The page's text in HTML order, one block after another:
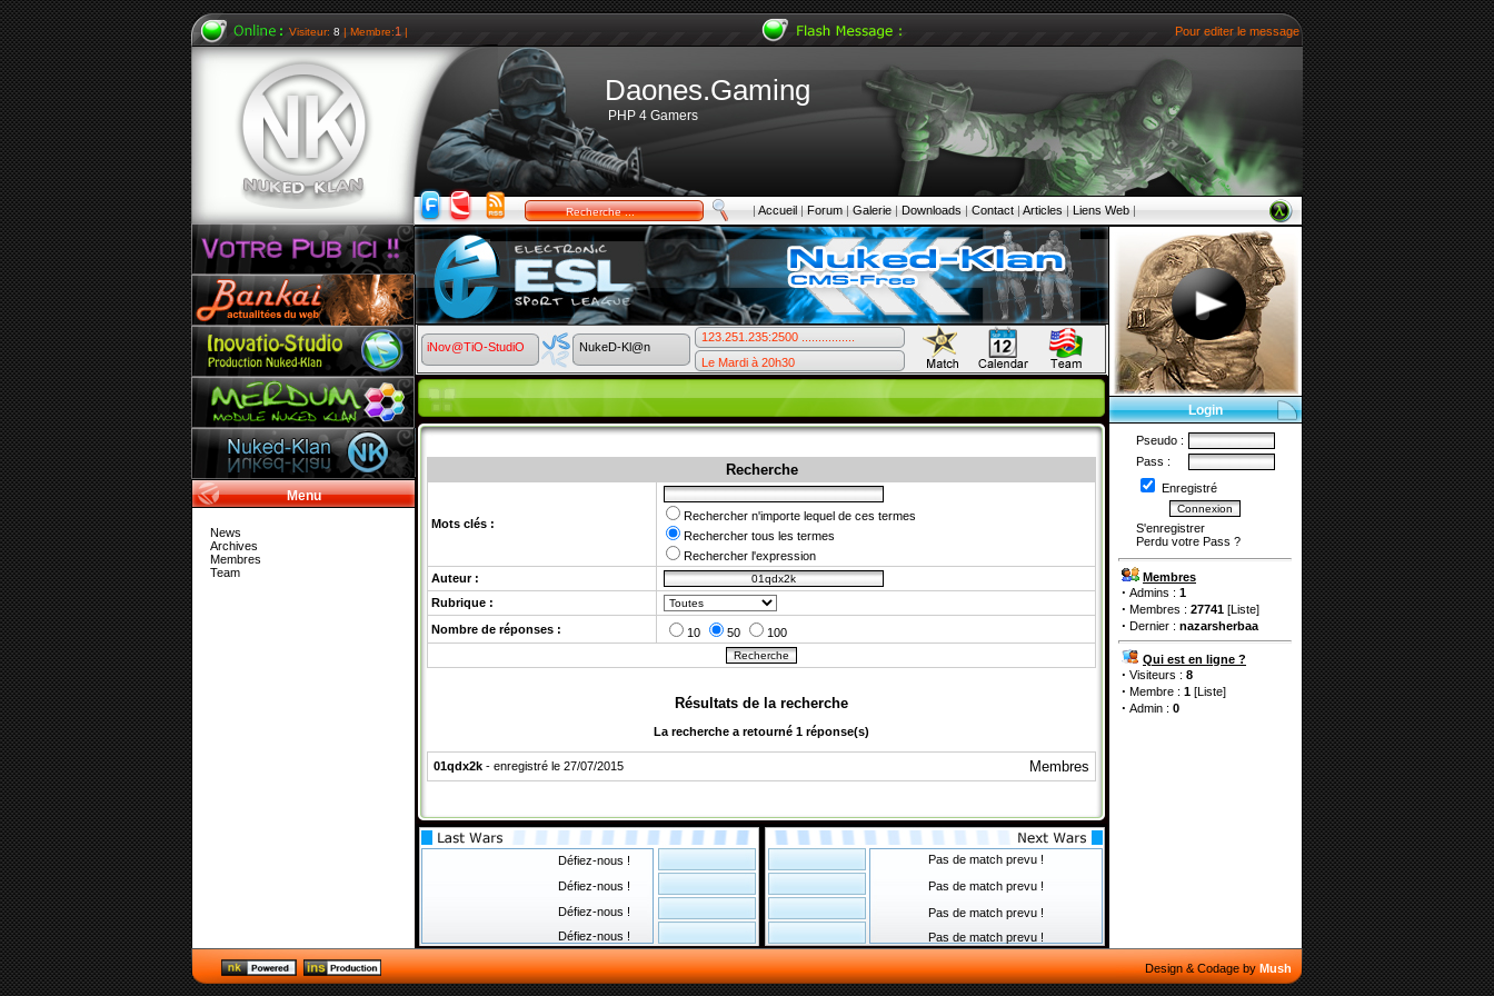
Visiteur: 8 | Membre:1 | Pour editer le message ,ouvrir le fichier CONFIG.PHP qui
Daones.Gaming
PHP 4 Gamers
| Accueil | Forum | Galerie | Downloads | Contact | Articles | Liens Web |
Menu
News
Archives
Membres
Team
iNov@TiO-StudiO NukeD-Kl@n
123.251.235:2500 ................
Le Mardi à 20h30
Recherche
Mots clés :
Rechercher n'importe lequel de ces termes
Rechercher tous les termes
Rechercher l'expression
Auteur :
Rubrique :
Nombre de réponses :
10 50 100
Résultats de la recherche
La recherche a retourné 1 réponse(s)
01qdx2k - enregistré le 27/07/2015 Membres
Défiez-nous !
Défiez-nous !
Défiez-nous !
Défiez-nous !
Pas de match prevu !
Pas de match prevu !
Pas de match prevu !
Pas de match prevu !
Login
Pseudo :
Pass :
Enregistré
S'enregistrer
Perdu votre Pass ?
Membres
· Admins : 1
· Membres : 27741 [Liste]
· Dernier : nazarsherbaa
Qui est en ligne ?
· Visiteurs : 8
· Membre : 1 [Liste]
· Admin : 0
Design & Codage byMush